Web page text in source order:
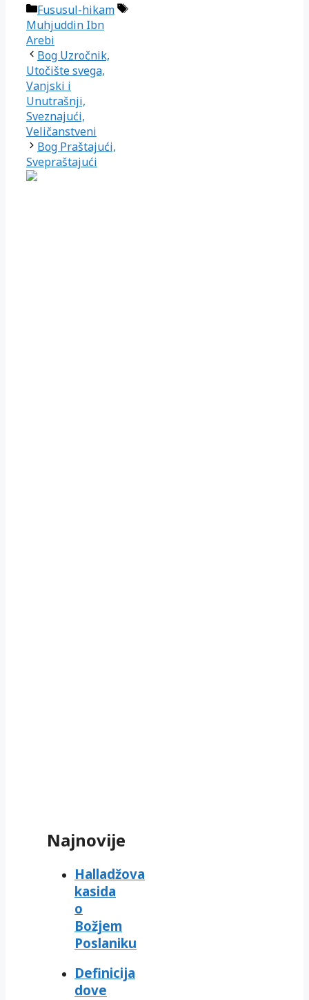
Kategorije
Fususul-hikam
Oznake
Muhjuddin Ibn
Arebi
Bog Uzročnik,
Utočište svega,
Vanjski i
Unutrašnji,
Sveznajući,
Veličanstveni
Bog Praštajući,
Svepraštajući
Najnovije
Halladžova
kasida
o
Božjem
Poslaniku
Definicija
dove